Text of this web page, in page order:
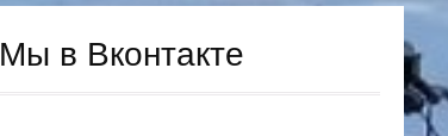
Мы в Вконтакте